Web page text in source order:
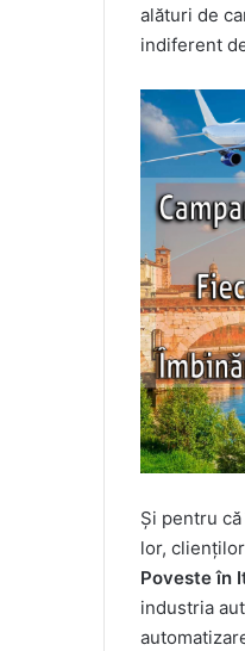
alături de
indiferent
Și pentru
lor,
Poveste în
industria